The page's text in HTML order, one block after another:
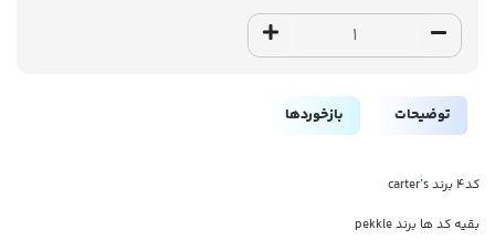
توضیحات بازخوردها
کد4 برند carter’s
بقیه کد ها برند pekkle